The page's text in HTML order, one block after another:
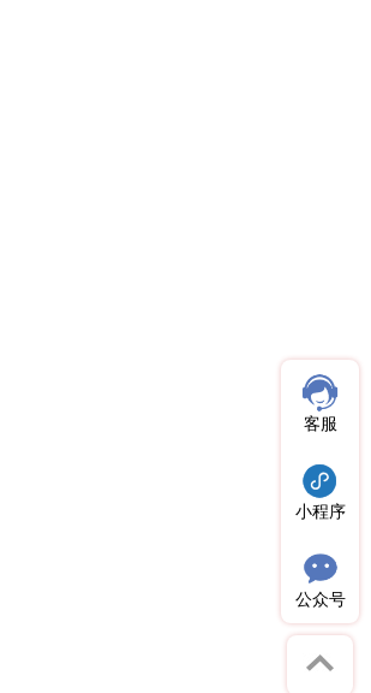
客服
小程序
公众号